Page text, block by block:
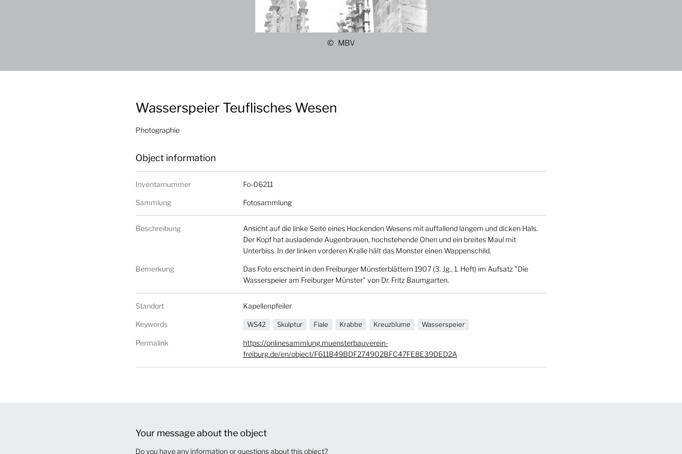
MBV
Wasserspeier Teuflisches Wesen
Photographie
Object information
Inventarnummer Fo-06211
Sammlung Fotosammlung
Beschreibung
Ansicht auf die linke Seite eines Hockenden Wesens mit auffallend langem und dicken Hals.
Der Kopf hat ausladende Augenbrauen, hochstehende Ohen und ein breites Maul mit
Unterbiss. In der linken vorderen Kralle hält das Monster einen Wappenschild.
Bemerkung
Das Foto erscheint in den Freiburger Münsterblättern 1907 (3. Jg., 1. Heft) im Aufsatz "Die
Wasserspeier am Freiburger Münster" von Dr. Fritz Baumgarten.
Standort Kapellenpfeiler
Keywords WS42 Skulptur Fiale Krabbe Kreuzblume Wasserspeier
Permalink
https://onlinesammlung.muensterbauverein-
freiburg.de/en/object/F611B49BDF274902BFC47FE8E39DED2A
Your message about the object
Do you have any information or questions about this object?